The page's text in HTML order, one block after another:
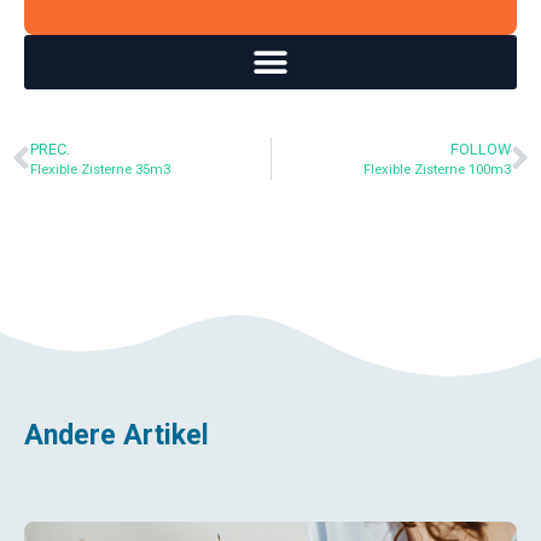
PREC.
Flexible Zisterne 35m3
FOLLOW
Flexible Zisterne 100m3
Andere Artikel